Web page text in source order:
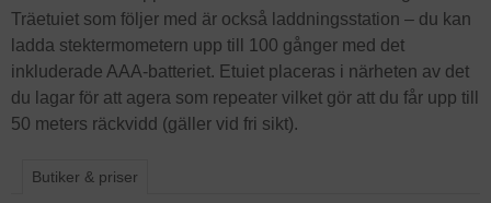
Träetuiet som följer med är också laddningsstation ­­– du kan
ladda stektermometern upp till 100 gånger med det
inkluderade AAA-batteriet. Etuiet placeras i närheten av det
du lagar för att agera som repeater vilket gör att du får upp till
50 meters räckvidd (gäller vid fri sikt).
Butiker & priser